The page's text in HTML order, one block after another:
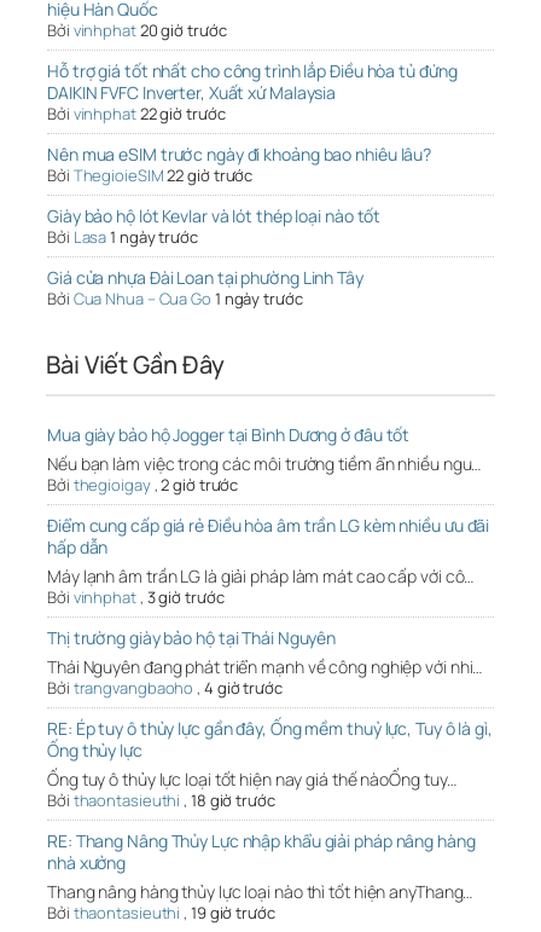
hiệu Hàn Quốc
Bởi vinhphat20 giờ trước
Hỗ trợ giá tốt nhất cho công trình lắp Điều hòa tủ đứng
DAIKIN FVFC Inverter, Xuất xứ Malaysia
Bởi vinhphat22 giờ trước
Nên mua eSIM trước ngày đi khoảng bao nhiêu lâu?
Bởi ThegioieSIM22 giờ trước
Giày bảo hộ lót Kevlar và lót thép loại nào tốt
Bởi Lasa1 ngày trước
Giá cửa nhựa Đài Loan tại phường Linh Tây
Bởi Cua Nhua – Cua Go 1 ngày trước
Bài Viết Gần Đây
Mua giày bảo hộ Jogger tại Bình Dương ở đâu tốt
Nếu bạn làm việc trong các môi trường tiềm ẩn nhiều ngu…
Bởi thegioigay,2 giờ trước
Điểm cung cấp giá rẻ Điều hòa âm trần LG kèm nhiều ưu đãi
hấp dẫn
Máy lạnh âm trần LG là giải pháp làm mát cao cấp với cô…
Bởi vinhphat, 3 giờ trước
Thị trường giày bảo hộ tại Thái Nguyên
Thái Nguyên đang phát triển mạnh về công nghiệp với nhi…
Bởi trangvangbaoho , 4 giờ trước
RE: Ép tuy ô thủy lực gần đây, Ống mềm thuỷ lực, Tuy ô là gì,
Ống thủy lực
Ống tuy ô thủy lực loại tốt hiện nay giá thế nàoỐng tuy…
Bởi thaontasieuthi , 18 giờ trước
RE: Thang Nâng Thủy Lực nhập khẩu giải pháp nâng hàng
nhà xưởng
Thang nâng hàng thủy lực loại nào thì tốt hiện anyThang…
Bởi thaontasieuthi , 19 giờ trước